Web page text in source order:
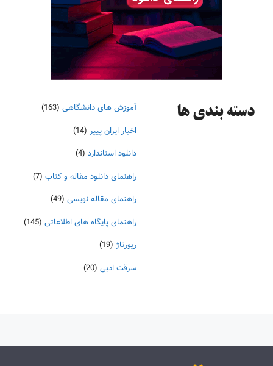
دسته‌ بندی ها آموزش های دانشگاهی (163)
اخبار ایران پیپر (14)
دانلود استاندارد (4)
راهنمای دانلود مقاله و کتاب (7)
راهنمای مقاله نویسی (49)
راهنمای پایگاه های اطلاعاتی (145)
رپورتاژ (19)
سرقت ادبی (20)